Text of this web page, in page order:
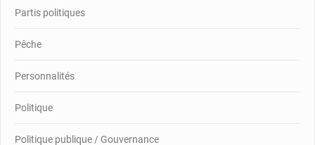
Partis politiques
Pêche
Personnalités
Politique
Politique publique / Gouvernance